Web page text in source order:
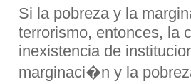
Si la pobreza y la
terrorismo, entonces, la
inexistencia de
marginaci�n y la